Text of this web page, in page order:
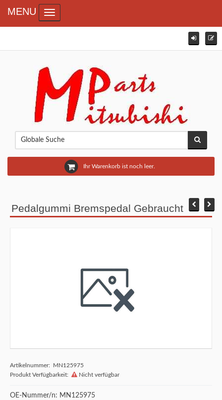
Ihr Warenkorb ist noch leer.
MENU Toggle navigation
Pedalgummi Bremspedal Gebraucht
Artikelnummer: MN125975
Produkt Verfügbarkeit:
Nicht verfügbar
OE-Nummer/n: MN125975